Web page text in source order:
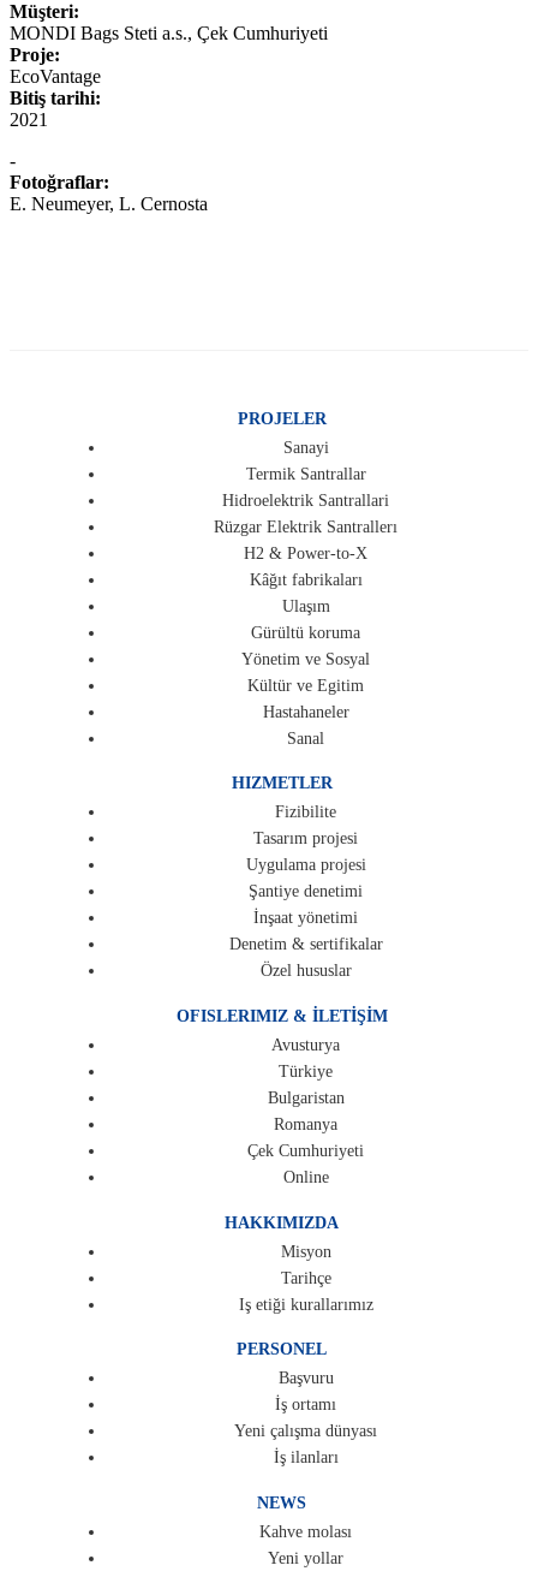
Müşteri:
MONDI Bags Steti a.s., Çek Cumhuriyeti
Proje:
EcoVantage
Bitiş tarihi:
2021
-
Fotoğraflar:
E. Neumeyer, L. Cernosta
PROJELER
Sanayi
Termik Santrallar
Hidroelektrik Santrallari
Rüzgar Elektrik Santrallerı
H2 & Power-to-X
Kâğıt fabrikaları
Ulaşım
Gürültü koruma
Yönetim ve Sosyal
Kültür ve Egitim
Hastahaneler
Sanal
HIZMETLER
Fizibilite
Tasarım projesi
Uygulama projesi
Şantiye denetimi
İnşaat yönetimi
Denetim & sertifikalar
Özel hususlar
OFISLERIMIZ & İLETİŞİM
Avusturya
Türkiye
Bulgaristan
Romanya
Çek Cumhuriyeti
Online
HAKKIMIZDA
Misyon
Tarihçe
Iş etiği kurallarımız
PERSONEL
Başvuru
İş ortamı
Yeni çalışma dünyası
İş ilanları
NEWS
Kahve molası
Yeni yollar